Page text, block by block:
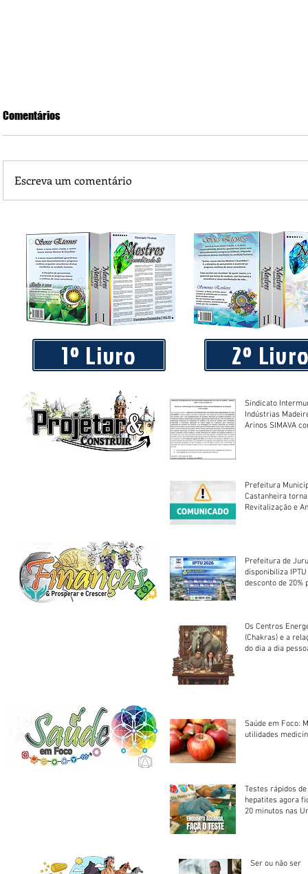
Como fazer um jardim em casa ou no apartamento
Comentários
Escreva um comentário
1º Livro 2º
Sindicato
Indústrias
Arinos SIMAVA convoca à
Prefeitura
Castanheira
Revitalização e
Prefeitura de
disponibiliza
desconto de 20%
Os Centros
(Chakras) e a
do dia a dia
Saúde em Foco:
utilidades
Testes rápidos
hepatites agora
20 minutos nas
Ser ou não ser